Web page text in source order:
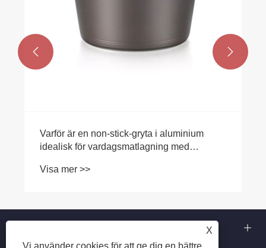
Varför är en non-stick-gryta i aluminium
idealisk för vardagsmatlagning med
Visa mer >>
 
Om oss
X
Vi använder cookies för att ge dig en bättre